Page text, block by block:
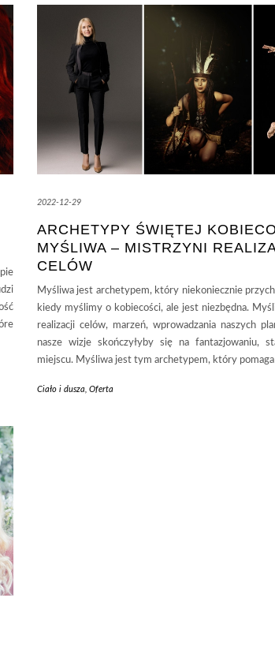
2022-12-29
ARCHETYPY ŚWIĘTEJ
MYŚLIWA – MISTRZYNI
CELÓW
Myśliwa jest archetypem, który niekoniecznie
kiedy myślimy o kobiecości, ale jest niezbędna.
realizacji celów, marzeń, wprowadzania naszych
nasze wizje skończyłyby się na fantazjowaniu,
miejscu. Myśliwa jest tym archetypem, który pomaga
Ciało i dusza, Oferta